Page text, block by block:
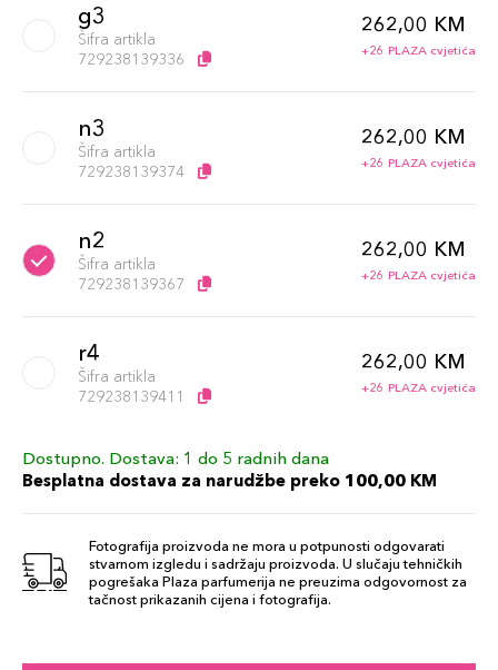
g3
Šifra artikla
729238139336
262,00 KM
+26 PLAZA cvjetića
n3
Šifra artikla
729238139374
262,00 KM
+26 PLAZA cvjetića
n2
Šifra artikla
729238139367
262,00 KM
+26 PLAZA cvjetića
r4
Šifra artikla
729238139411
262,00 KM
+26 PLAZA cvjetića
r3
Šifra artikla
262,00 KM
Dostupno. Dostava: 1 do 5 radnih dana
Besplatna dostava za narudžbe preko 100,00 KM
Fotografija proizvoda ne mora u potpunosti odgovarati
stvarnom izgledu i sadržaju proizvoda. U slučaju tehničkih
pogrešaka Plaza parfumerija ne preuzima odgovornost za
tačnost prikazanih cijena i fotografija.